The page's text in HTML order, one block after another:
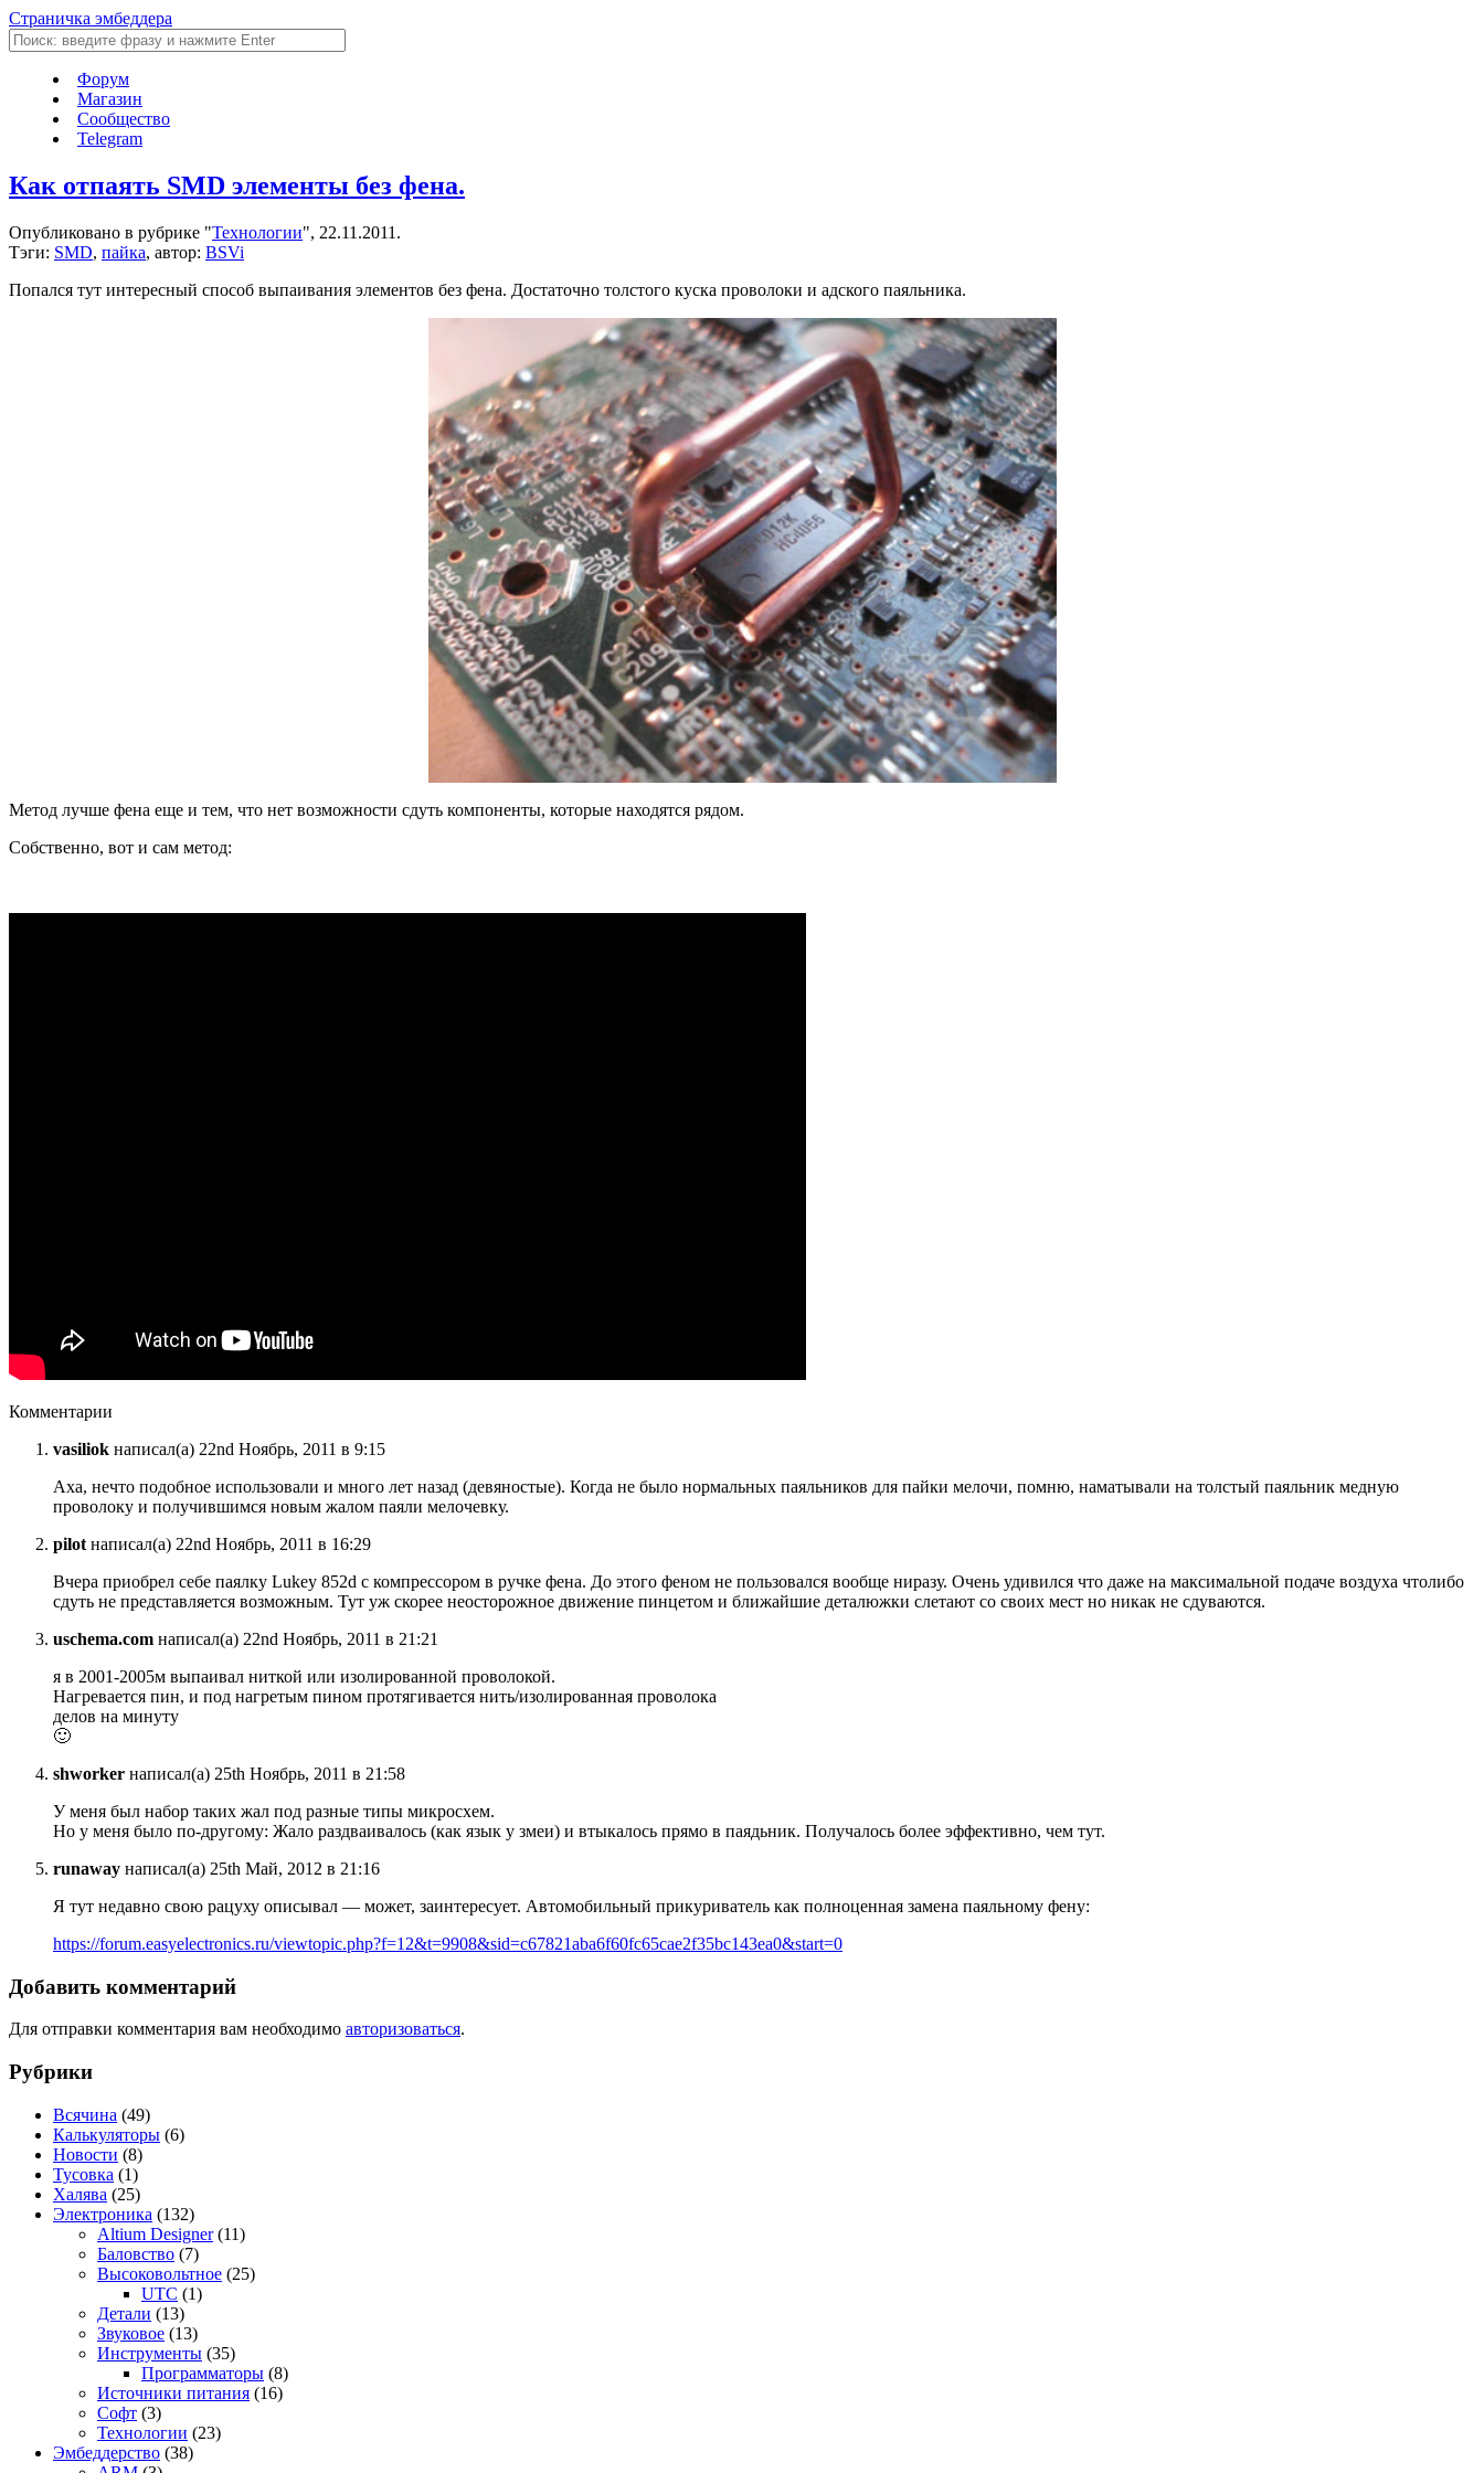
Страничка эмбеддера
Форум
Магазин
Сообщество
Telegram
Как отпаять SMD элементы без фена.
Опубликовано в рубрике "Технологии", 22.11.2011.
Тэги: SMD, пайка, автор: BSVi
Попался тут интересный способ выпаивания элементов без фена. Достаточно толстого куска проволоки и адского паяльника.
Метод лучше фена еще и тем, что нет возможности сдуть компоненты, которые находятся рядом.
Собственно, вот и сам метод:
Комментарии
vasiliok написал(а) 22nd Ноябрь, 2011 в 9:15
Аха, нечто подобное использовали и много лет назад (девяностые). Когда не было нормальных паяльников для пайки мелочи, помню, наматывали на толстый паяльник медную
проволоку и получившимся новым жалом паяли мелочевку.
pilot написал(а) 22nd Ноябрь, 2011 в 16:29
Вчера приобрел себе паялку Lukey 852d с компрессором в ручке фена. До этого феном не пользовался вообще ниразу. Очень удивился что даже на максимальной подаче воздуха чтолибо
сдуть не представляется возможным. Тут уж скорее неосторожное движение пинцетом и ближайшие деталюжки слетают со своих мест но никак не сдуваются.
uschema.com написал(а) 22nd Ноябрь, 2011 в 21:21
я в 2001-2005м выпаивал ниткой или изолированной проволокой.
Нагревается пин, и под нагретым пином протягивается нить/изолированная проволока
делов на минуту
🙂
shworker написал(а) 25th Ноябрь, 2011 в 21:58
У меня был набор таких жал под разные типы микросхем.
Но у меня было по-другому: Жало раздваивалось (как язык у змеи) и втыкалось прямо в паядьник. Получалось более эффективно, чем тут.
runaway написал(а) 25th Май, 2012 в 21:16
Я тут недавно свою рацуху описывал — может, заинтересует. Автомобильный прикуриватель как полноценная замена паяльному фену:
https://forum.easyelectronics.ru/viewtopic.php?f=12&t=9908&sid=c67821aba6f60fc65cae2f35bc143ea0&start=0
Добавить комментарий
Для отправки комментария вам необходимо авторизоваться.
Рубрики
Всячина (49)
Калькуляторы (6)
Новости (8)
Тусовка (1)
Халява (25)
Электроника (132)
Altium Designer(11)
Баловство (7)
Высоковольтное (25)
UTC (1)
Детали (13)
Звуковое (13)
Инструменты (35)
Программаторы (8)
Источники питания (16)
Софт (3)
Технологии (23)
Эмбеддерство (38)